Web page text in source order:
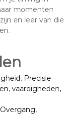
momenten
en leer van die
Precisie
vaardigheden,